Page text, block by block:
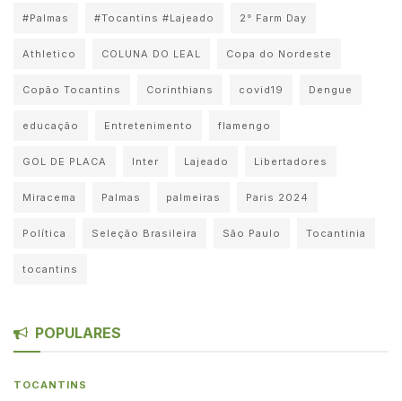
#Palmas #Tocantins #Lajeado 2° Farm Day
Athletico COLUNA DO LEAL Copa do Nordeste
Copão Tocantins Corinthians covid19 Dengue
educação Entretenimento flamengo
GOL DE PLACA Inter Lajeado Libertadores
Miracema Palmas palmeiras Paris 2024
Política Seleção Brasileira São Paulo Tocantinia
tocantins
POPULARES
TOCANTINS